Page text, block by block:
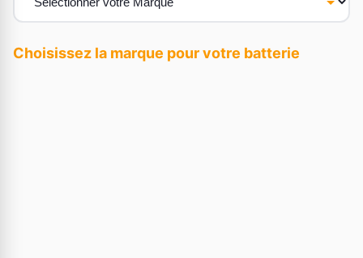
Choisissez la marque pour votre batterie